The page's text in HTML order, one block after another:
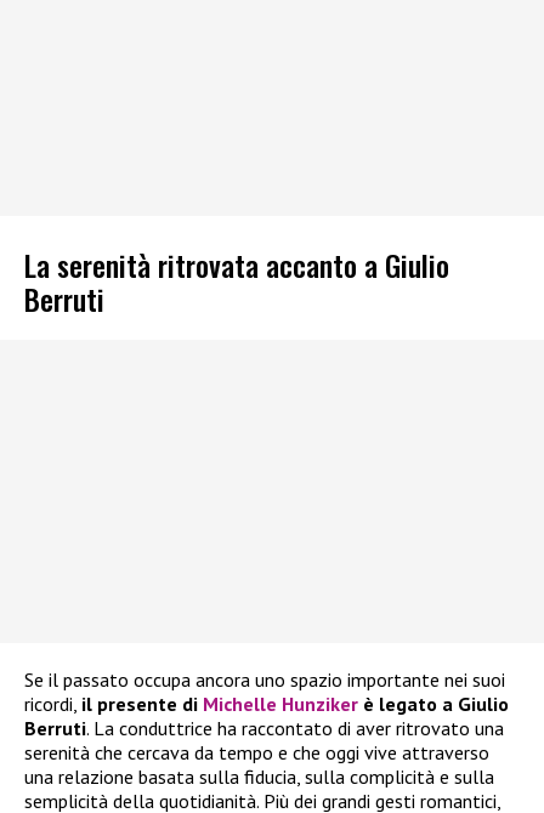
La serenità ritrovata accanto a Giulio
Berruti
Se il passato occupa ancora uno spazio importante nei suoi
ricordi, il presente di Michelle Hunziker è legato a Giulio
Berruti. La conduttrice ha raccontato di aver ritrovato una
serenità che cercava da tempo e che oggi vive attraverso
una relazione basata sulla fiducia, sulla complicità e sulla
semplicità della quotidianità. Più dei grandi gesti romantici,